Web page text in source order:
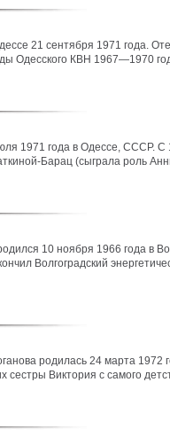
21 сентября 1971 года.
Одесского КВН 1967—1970
1971 года в Одессе, СССР. С
Барац (сыграла роль
10 ноября 1966 года в
Волгоградский
родилась 24 марта 1972
сестры Виктория с самого